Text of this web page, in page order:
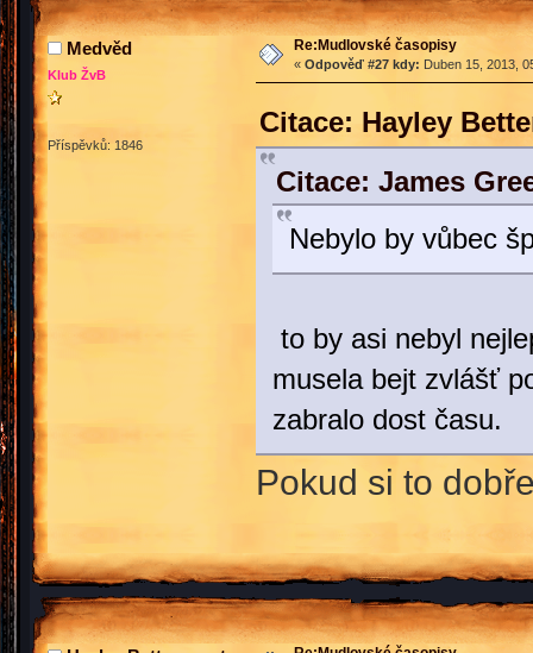
Medvěd
Klub ŽvB
Příspěvků: 1846
Re:Mudlovské časopisy
« Odpověď #27 kdy: Duben 15, 2013,
Citace: Hayley
Citace: James
Nebylo by vůbec
to by asi nebyl
musela bejt zvlášť
zabralo dost času.
Pokud si to